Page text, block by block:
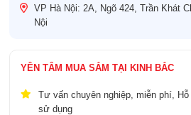
VP Hà Nội: 2A, Ngõ 424, Trần Khát
Nội
YÊN TÂM MUA SẮM TẠI KINH BẮC
Tư vấn chuyên nghiệp, miễn phí,
sử dụng